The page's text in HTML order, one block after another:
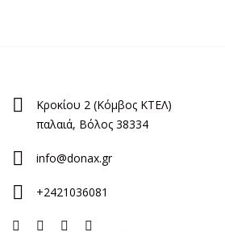
Κροκίου 2 (Κόμβος ΚΤΕΛ)
παλαιά, Βόλος 38334
info@donax.gr
+2421036081